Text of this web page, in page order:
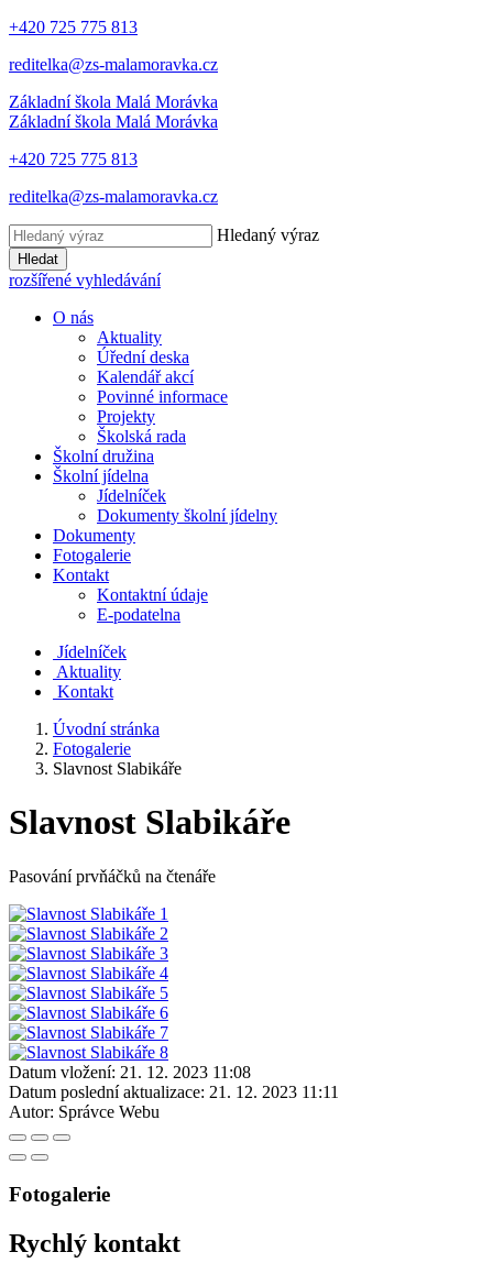
+420 725 775 813
reditelka@zs-malamoravka.cz
Základní škola Malá Morávka
Základní škola Malá Morávka
+420 725 775 813
reditelka@zs-malamoravka.cz
Hledaný výraz
Hledat
rozšířené vyhledávání
O nás
Aktuality
Úřední deska
Kalendář akcí
Povinné informace
Projekty
Školská rada
Školní družina
Školní jídelna
Jídelníček
Dokumenty školní jídelny
Dokumenty
Fotogalerie
Kontakt
Kontaktní údaje
E-podatelna
Jídelníček
Aktuality
Kontakt
Úvodní stránka
Fotogalerie
Slavnost Slabikáře
Slavnost Slabikáře
Pasování prvňáčků na čtenáře
Datum vložení: 21. 12. 2023 11:08
Datum poslední aktualizace: 21. 12. 2023 11:11
Autor: Správce Webu
Fotogalerie
Rychlý kontakt